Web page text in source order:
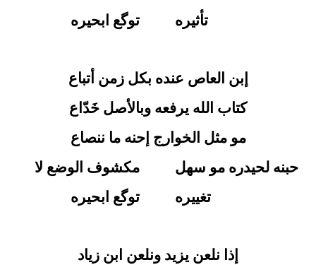
تأثيره
توگع ابحيره
إبن العاص عنده بكل زمن أتباع
كتاب الله يرفعه وبالأصل خَدّاع
مو مثل الخوارج إحنه ما ننصاع
حبنه لحيدره مو سهل
تغييره
مكشوف الوضع لا
توگع ابحيره
إذا نلعن يزيد ونلعن ابن زياد